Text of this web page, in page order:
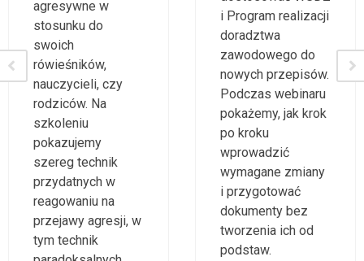
agresywne w
stosunku do
swoich
rówieśników,
nauczycieli, czy
rodziców. Na
szkoleniu
pokazujemy
szereg technik
przydatnych w
reagowaniu na
przejawy agresji, w
tym technik
i Program realizacji
doradztwa
zawodowego do
nowych przepisów.
Podczas webinaru
pokażemy, jak krok
po kroku
wprowadzić
wymagane zmiany
i przygotować
dokumenty bez
tworzenia ich od
podstaw.